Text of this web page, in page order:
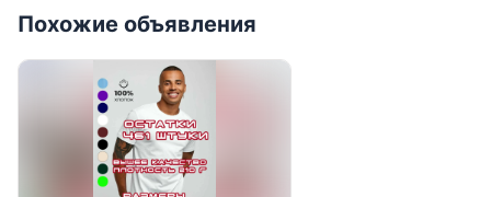
Похожие объявления